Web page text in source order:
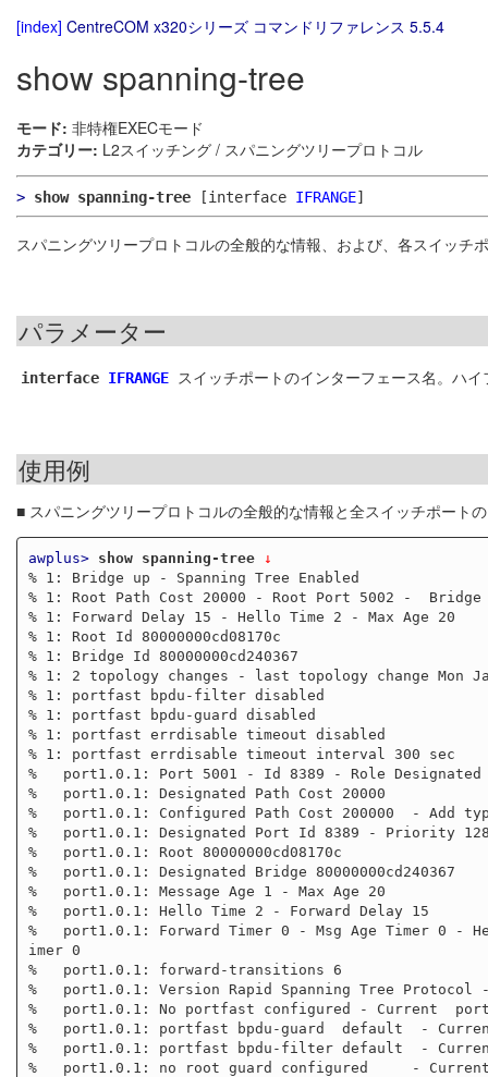
[index] CentreCOM x320シリーズ コマンドリファレンス 5.5.4
show spanning-tree
モード: 非特権EXECモード
カテゴリー: L2スイッチング / スパニングツリープロトコル
> show spanning-tree [interface IFRANGE]
スパニングツリープロトコルの全般的な情報、および、各スイッチ
パラメーター
interface IFRANGE スイッチポートのインターフェース名。ハ
使用例
■ スパニングツリープロトコルの全般的な情報と全スイッチポート
awplus> show spanning-tree ↓
% 1: Bridge up - Spanning Tree Enabled
% 1: Root Path Cost 20000 - Root Port 5002 -
% 1: Forward Delay 15 - Hello Time 2 - Max Age 20
% 1: Root Id 80000000cd08170c
% 1: Bridge Id 80000000cd240367
% 1: 2 topology changes - last topology change Mon
% 1: portfast bpdu-filter disabled
% 1: portfast bpdu-guard disabled
% 1: portfast errdisable timeout disabled
% 1: portfast errdisable timeout interval 300 sec
%   port1.0.1: Port 5001 - Id 8389 - Role Designated
%   port1.0.1: Designated Path Cost 20000
%   port1.0.1: Configured Path Cost 200000  - Add
%   port1.0.1: Designated Port Id 8389 - Priority
%   port1.0.1: Root 80000000cd08170c
%   port1.0.1: Designated Bridge 80000000cd240367
%   port1.0.1: Message Age 1 - Max Age 20
%   port1.0.1: Hello Time 2 - Forward Delay 15
%   port1.0.1: Forward Timer 0 - Msg Age Timer 0 -
imer 0
%   port1.0.1: forward-transitions 6
%   port1.0.1: Version Rapid Spanning Tree Protocol -
%   port1.0.1: No portfast configured - Current
%   port1.0.1: portfast bpdu-guard  default  -
%   port1.0.1: portfast bpdu-filter default  -
%   port1.0.1: no root guard configured     -